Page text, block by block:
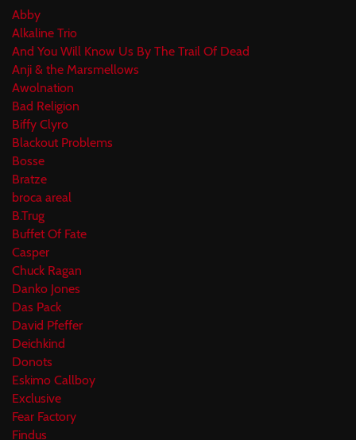
Abby
Alkaline Trio
And You Will Know Us By The Trail Of Dead
Anji & the Marsmellows
Awolnation
Bad Religion
Biffy Clyro
Blackout Problems
Bosse
Bratze
broca areal
B.Trug
Buffet Of Fate
Casper
Chuck Ragan
Danko Jones
Das Pack
David Pfeffer
Deichkind
Donots
Eskimo Callboy
Exclusive
Fear Factory
Findus